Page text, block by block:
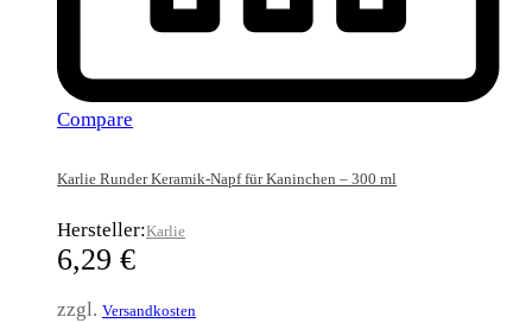
Compare
Karlie Runder Keramik-Napf für Kaninchen – 300 ml
Hersteller:Karlie
6,29 €
zzgl. Versandkosten